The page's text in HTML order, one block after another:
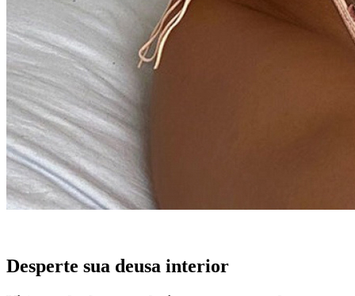
Desperte sua deusa interior